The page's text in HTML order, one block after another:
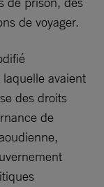
de voyager.
laquelle avaient
des droits
de